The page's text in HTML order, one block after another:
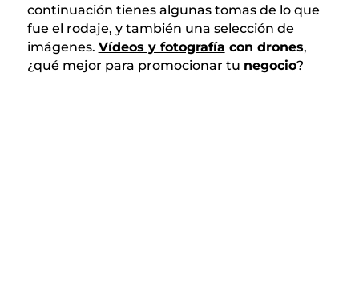
continuación tienes algunas tomas de lo que
fue el rodaje, y también una selección de
imágenes. Vídeos y fotografía con drones,
¿qué mejor para promocionar tu negocio?